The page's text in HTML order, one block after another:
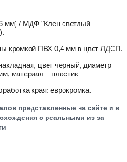
мм) / МДФ "Клен светлый
кромкой ПВХ 0,4 мм в цвет ЛДСП.
цвет черный, диаметр
материал – пластик.
края: еврокромка.
представленные на сайте и в
с реальными из-за